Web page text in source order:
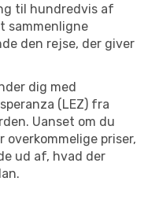
til hundredvis af
sammenligne
den rejse, der giver
dig med
(LEZ) fra
Uanset om du
priser,
ud af, hvad der